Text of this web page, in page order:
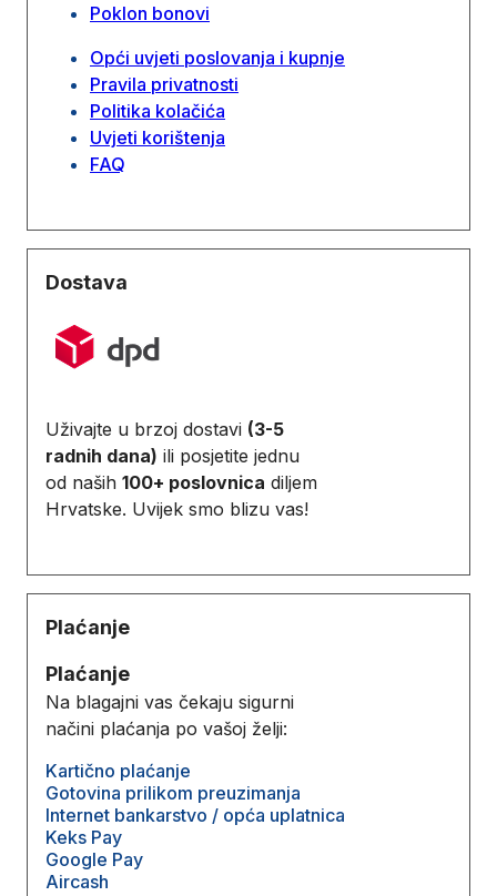
Poklon bonovi
Opći uvjeti poslovanja i kupnje
Pravila privatnosti
Politika kolačića
Uvjeti korištenja
FAQ
Dostava
Uživajte u brzoj dostavi (3-5
radnih dana) ili posjetite jednu
od naših 100+ poslovnica diljem
Hrvatske. Uvijek smo blizu vas!
Plaćanje
Plaćanje
Na blagajni vas čekaju sigurni
načini plaćanja po vašoj želji:
Kartično plaćanje
Gotovina prilikom preuzimanja
Internet bankarstvo / opća uplatnica
Keks Pay
Google Pay
Aircash